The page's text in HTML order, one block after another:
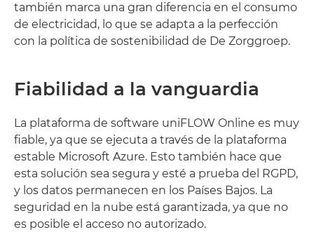
también marca una gran diferencia en el consumo
de electricidad, lo que se adapta a la perfección
con la política de sostenibilidad de De Zorggroep.
Fiabilidad a la vanguardia
La plataforma de software uniFLOW Online es muy
fiable, ya que se ejecuta a través de la plataforma
estable Microsoft Azure. Esto también hace que
esta solución sea segura y esté a prueba del RGPD,
y los datos permanecen en los Países Bajos. La
seguridad en la nube está garantizada, ya que no
es posible el acceso no autorizado.